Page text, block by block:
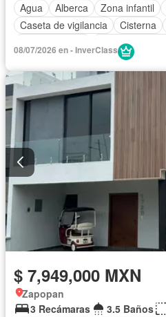
Agua
Alberca Zona infantil
Caseta de vigilancia
Cisterna
Cuarto de
Estacionamiento
Despacho
Recámara con closet
Sala polivalente
Seguridad
Terraza
08/07/2026 en - InverClass
$ 7,949,000 MXN
Zapopan
3 Recámaras
3.5 Baños